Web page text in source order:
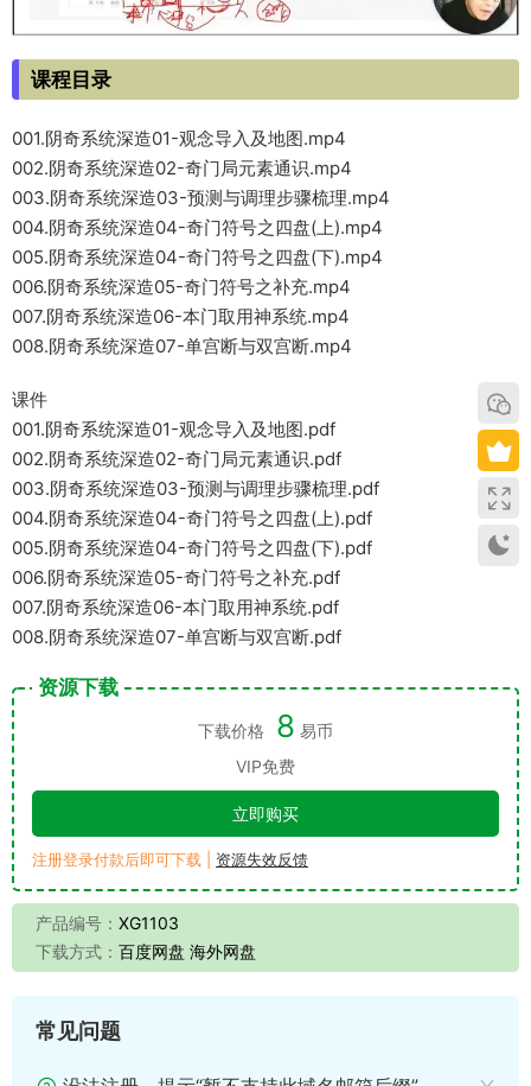
课程目录
001.阴奇系统深造01-观念导入及地图.mp4
002.阴奇系统深造02-奇门局元素通识.mp4
003.阴奇系统深造03-预测与调理步骤梳理.mp4
004.阴奇系统深造04-奇门符号之四盘(上).mp4
005.阴奇系统深造04-奇门符号之四盘(下).mp4
006.阴奇系统深造05-奇门符号之补充.mp4
007.阴奇系统深造06-本门取用神系统.mp4
008.阴奇系统深造07-单宫断与双宫断.mp4
课件
001.阴奇系统深造01-观念导入及地图.pdf
002.阴奇系统深造02-奇门局元素通识.pdf
003.阴奇系统深造03-预测与调理步骤梳理.pdf
004.阴奇系统深造04-奇门符号之四盘(上).pdf
005.阴奇系统深造04-奇门符号之四盘(下).pdf
006.阴奇系统深造05-奇门符号之补充.pdf
007.阴奇系统深造06-本门取用神系统.pdf
008.阴奇系统深造07-单宫断与双宫断.pdf
资源下载
下载价格 8 易币
VIP免费
立即购买
注册登录付款后即可下载 | 资源失效反馈
产品编号： XG1103
下载方式： 百度网盘 海外网盘
常见问题